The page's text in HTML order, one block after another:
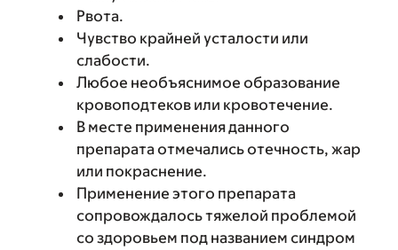
Рвота.
Чувство крайней усталости или
слабости.
Любое необъяснимое образование
кровоподтеков или кровотечение.
В месте применения данного
препарата отмечались отечность, жар
или покраснение.
Применение этого препарата
сопровождалось тяжелой проблемой
со здоровьем под названием синдром